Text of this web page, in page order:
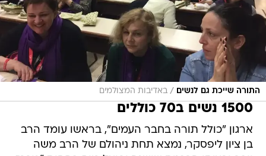
התורה שייכת גם לנשים / באדיבות המצולמים
1500 נשים ב70 כוללים
ארגון "כולל תורה בחבר העמים", בראשו עומד הרב
בן ציון ליפסקר, נמצא תחת ניהולם של הרב משה